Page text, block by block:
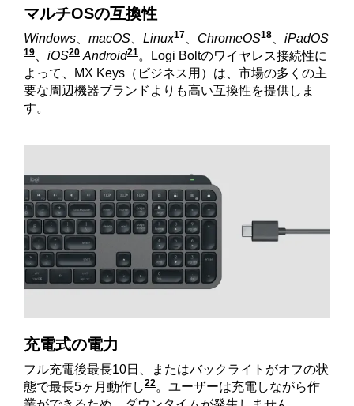
マルチOSの互換性
Windows macOS Linux17 WindowsおよびmacOS以外
ChromeOS18 Windowsお
iPadOS
19 WindowsおよびmacOS以外のシステムでは、デバイ
iOS20 WindowsおよびmacOS以外のシステムでは、
Android21WindowsおよびmacOS以外のシス
。Logi Boltのワイヤレス接続性に
よって、MX Keys（ビジネス用）は、市場の多くの主
要な周辺機器ブランドよりも高い互換性を提供しま
す。
充電式の電力
フル充電後最長10日、またはバックライトがオフの状
態で最長5ヶ月動作し22ます電池寿命は、使用状況により
。ユーザーは充電しながら作